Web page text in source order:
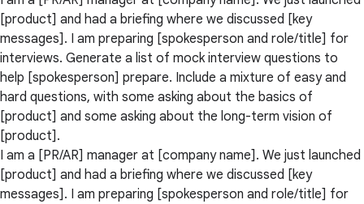
[product] and had a briefing where we discussed [key
messages]. I am preparing [spokesperson and role/title] for
interviews. Generate a list of mock interview questions to
help [spokesperson] prepare. Include a mixture of easy and
hard questions, with some asking about the basics of
[product] and some asking about the long-term vision of
[product].
I am a [PR/AR] manager at [company name]. We just launched
[product] and had a briefing where we discussed [key
messages]. I am preparing [spokesperson and role/title] for